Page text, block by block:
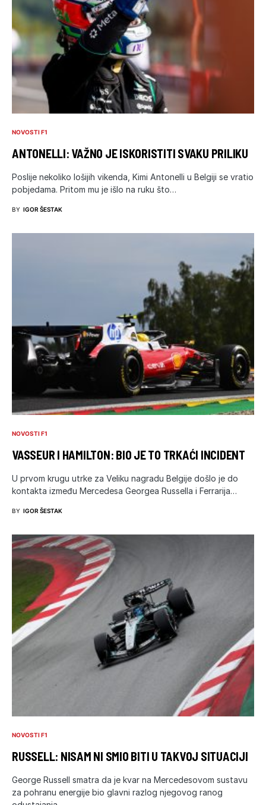
NOVOSTI F1
ANTONELLI: VAŽNO JE ISKORISTITI SVAKU PRILIKU
Poslije nekoliko lošijih vikenda, Kimi Antonelli u Belgiji se vratio
pobjedama. Pritom mu je išlo na ruku što…
BY IGOR ŠESTAK
NOVOSTI F1
VASSEUR I HAMILTON: BIO JE TO TRKAĆI INCIDENT
U prvom krugu utrke za Veliku nagradu Belgije došlo je do
kontakta između Mercedesa Georgea Russella i Ferrarija…
BY IGOR ŠESTAK
NOVOSTI F1
RUSSELL: NISAM NI SMIO BITI U TAKVOJ SITUACIJI
George Russell smatra da je kvar na Mercedesovom sustavu
za pohranu energije bio glavni razlog njegovog ranog